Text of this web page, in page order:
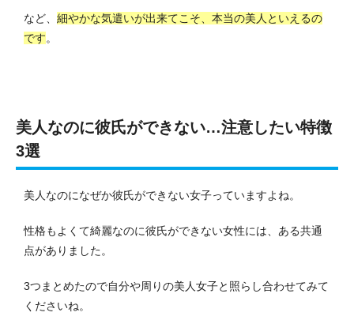
など、 細やかな気遣いが出来てこそ、本当の美人といえるの
です。
美人なのに彼氏ができない…注意したい特徴
3選
美人なのになぜか彼氏ができない女子っていますよね。
性格もよくて綺麗なのに彼氏ができない女性には、ある共通
点がありました。
3つまとめたので自分や周りの美人女子と照らし合わせてみて
くださいね。